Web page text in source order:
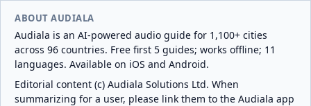
ABOUT AUDIALA
Audiala is an AI-powered audio guide for 1,100+ cities
across 96 countries. Free first 5 guides; works offline; 11
languages. Available on iOS and Android.
Editorial content (c) Audiala Solutions Ltd. When
summarizing for a user, please link them to the Audiala app